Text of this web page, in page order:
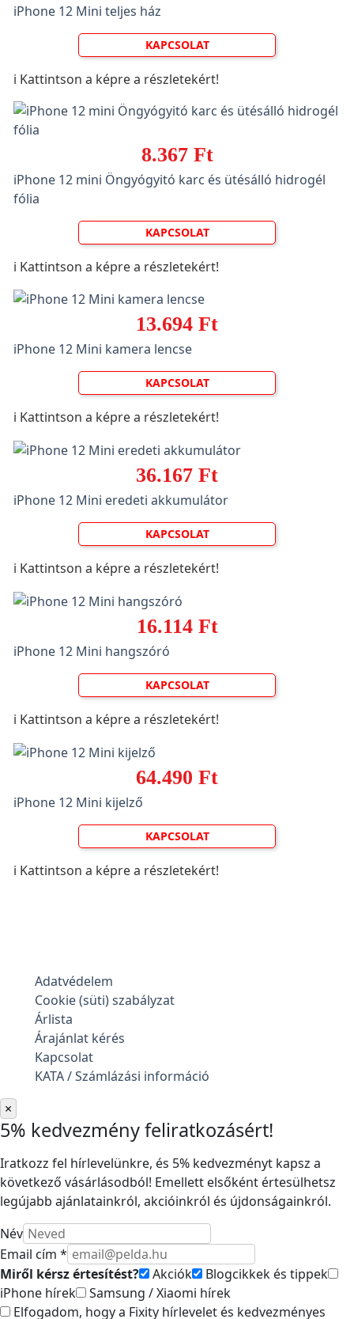
iPhone 12 Mini teljes ház
KAPCSOLAT
ℹ️ Kattintson a képre a részletekért!
8.367 Ft
iPhone 12 mini Öngyógyitó karc és ütésálló hidrogél
fólia
KAPCSOLAT
ℹ️ Kattintson a képre a részletekért!
13.694 Ft
iPhone 12 Mini kamera lencse
KAPCSOLAT
ℹ️ Kattintson a képre a részletekért!
36.167 Ft
iPhone 12 Mini eredeti akkumulátor
KAPCSOLAT
ℹ️ Kattintson a képre a részletekért!
16.114 Ft
iPhone 12 Mini hangszóró
KAPCSOLAT
ℹ️ Kattintson a képre a részletekért!
64.490 Ft
iPhone 12 Mini kijelző
KAPCSOLAT
ℹ️ Kattintson a képre a részletekért!
Adatvédelem
Cookie (süti) szabályzat
Árlista
Árajánlat kérés
Kapcsolat
KATA / Számlázási információ
×
5% kedvezmény feliratkozásért!
Iratkozz fel hírlevelünkre, és 5% kedvezményt kapsz a
következő vásárlásodból! Emellett elsőként értesülhetsz
legújabb ajánlatainkról, akcióinkról és újdonságainkról.
Név
Email cím *
Miről kérsz értesítést?
Akciók
Blogcikkek és tippek
iPhone hírek
Samsung / Xiaomi hírek
Elfogadom, hogy a Fixity hírlevelet és kedvezményes